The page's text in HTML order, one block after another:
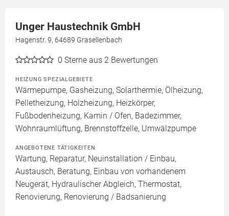
Unger Haustechnik GmbH
Hagenstr. 9, 64689 Grasellenbach
0 Sterne aus 2 Bewertungen
HEIZUNG SPEZIALGEBIETE
Wärmepumpe, Gasheizung, Solarthermie, Ölheizung,
Pelletheizung, Holzheizung, Heizkörper,
Fußbodenheizung, Kamin / Ofen, Badezimmer,
Wohnraumlüftung, Brennstoffzelle, Umwälzpumpe
ANGEBOTENE TÄTIGKEITEN
Wartung, Reparatur, Neuinstallation / Einbau,
Austausch, Beratung, Einbau von vorhandenem
Neugerät, Hydraulischer Abgleich, Thermostat,
Renovierung, Renovierung / Badsanierung